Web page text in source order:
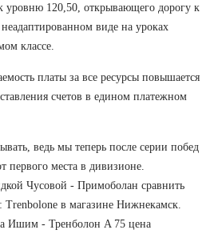
уровню 120,50, открывающего дорогу к
виде на уроках
классе.
платы за все ресурсы повышается
счетов в едином платежном
ведь мы теперь после серии побед
первого места в дивизионе.
Чусовой - Примоболан сравнить
в магазине Нижнекамск.
Ишим - Тренболон A 75 цена